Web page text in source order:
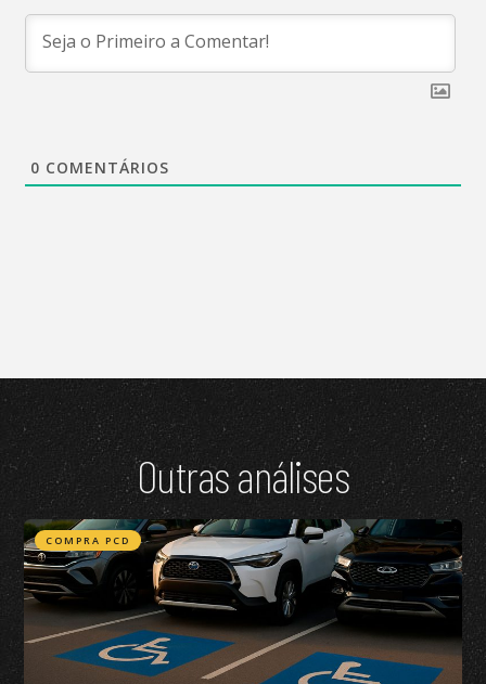
0 COMENTÁRIOS
Outras análises
COMPRA PCD